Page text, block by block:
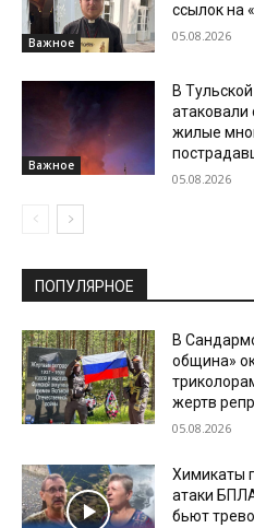
Важное
ссылок на
05.08.2026
Важное
В
атаковали
жилые
05.08.2026
ПОПУЛЯРНОЕ
В
община»
жертв
05.08.2026
Химикаты
атаки
бьют